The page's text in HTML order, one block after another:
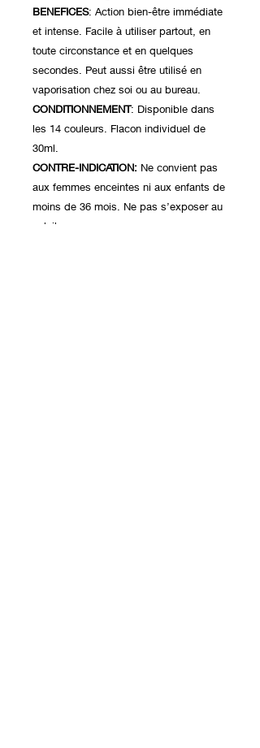
BENEFICES: Action bien-être immédiate
et intense. Facile à utiliser partout, en
toute circonstance et en quelques
secondes. Peut aussi être utilisé en
vaporisation chez soi ou au bureau.
CONDITIONNEMENT: Disponible dans
les 14 couleurs. Flacon individuel de
30ml.
CONTRE-INDICATION: Ne convient pas
aux femmes enceintes ni aux enfants de
moins de 36 mois. Ne pas s’exposer au
soleil.